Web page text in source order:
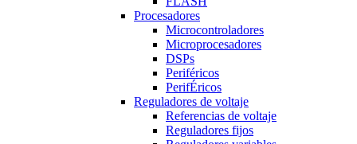
Procesadores
Microcontroladores
Microprocesadores
DSPs
Periféricos
PerifÉricos
Reguladores de voltaje
Referencias de voltaje
Reguladores fijos